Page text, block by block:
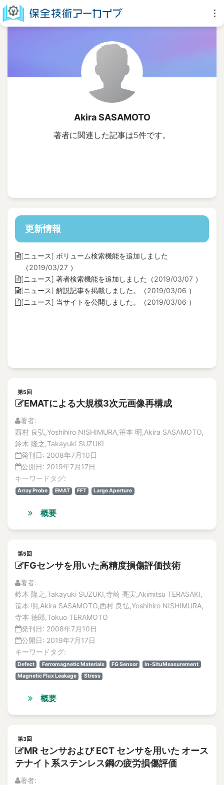
Akira SASAMOTO
著者に関連した記事は5件です。
更新情報
[ニュース] ボリューム検索機能を追加しました
（2019/03/27 ）
[ニュース] 著者検索機能を追加しました（2019/03/07 ）
[ニュース] 解説記事を掲載しました。（2019/03/06 ）
[ニュース] 当サイトを公開しました。（2019/03/06 ）
第5回
EMATによる大規模3次元画像再構成
著者:
西村 良弘,Yoshihiro NISHIMURA,笹本 明,Akira SASAMOTO,
鈴木 隆之,Takayuki SUZUKI
発刊日: 2008年7月10日
公開日: 2019年7月17日
キーワードタグ:
Array Probe EMAT FFT Large Aperture
概要
第5回
FGセンサを用いた高精度損傷評価技術
著者:
鈴木 隆之,Takayuki SUZUKI,寺崎 亮実,Akimitsu TERASAKI,
笹本 明,Akira SASAMOTO,西村 良弘,Yoshihiro NISHIMURA,
寺本 徳郎,Tokuo TERAMOTO
発刊日: 2008年7月10日
公開日: 2019年7月17日
キーワードタグ:
Defect Ferromagnetic Materials FG Sensor
In-SituMeasurement
Magnetic Flux Leakage
Stress
概要
第3回
MR センサおよび ECT センサを用いた オース
テナイト系ステンレス鋼の疲労損傷評価
著者: